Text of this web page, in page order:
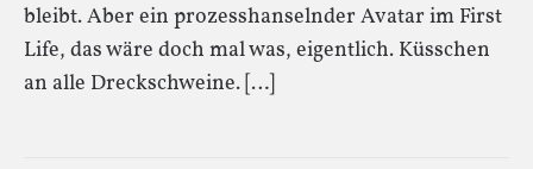
bleibt. Aber ein prozesshanselnder Avatar im First
Life, das wäre doch mal was, eigentlich. Küsschen
an alle Dreckschweine. […]